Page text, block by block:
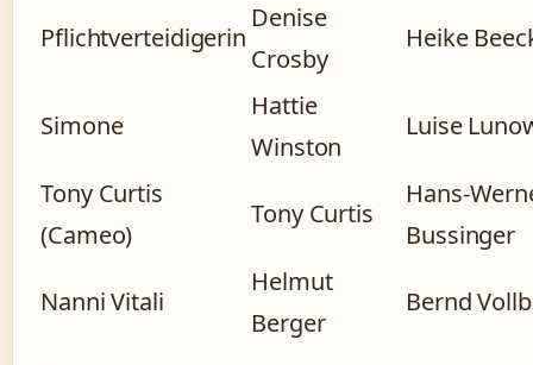
Pflichtverteidigerin
Denise
Crosby
Heike
Simone
Hattie
Winston
Luise
Tony Curtis
(Cameo)
Tony Curtis
Hans-
Bussinger
Nanni Vitali
Helmut
Berger
Bernd